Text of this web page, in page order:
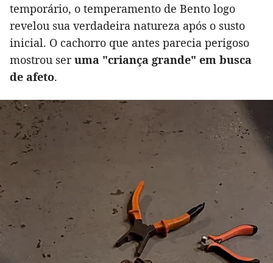
temporário, o temperamento de Bento logo
revelou sua verdadeira natureza após o susto
inicial. O cachorro que antes parecia perigoso
mostrou seruma "criança grande" em busca
de afeto.